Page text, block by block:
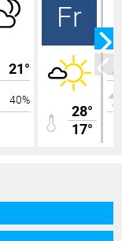
21°
40%
Fr
28°
17°